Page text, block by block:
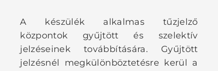
A készülék alkalmas tűzjelző
központok gyűjtött és szelektív
jelzéseinek továbbítására. Gyűjtött
jelzésnél megkülönböztetésre kerül a